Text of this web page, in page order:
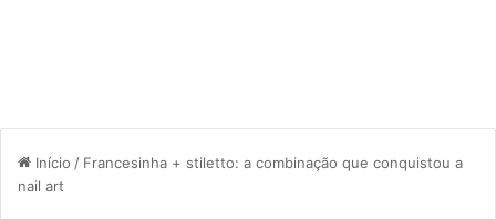
Início / Francesinha + stiletto: a combinação que conquistou a
nail art